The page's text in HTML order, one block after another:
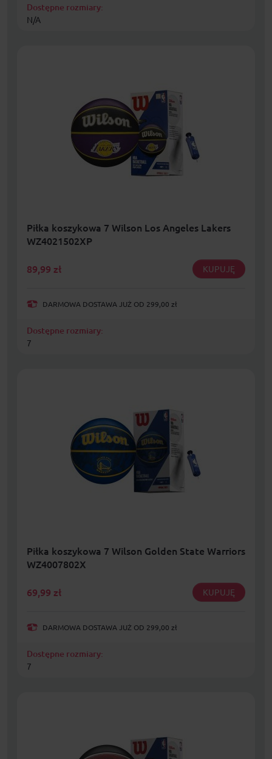
Dostępne rozmiary:
N/A
Piłka koszykowa 7 Wilson Los Angeles Lakers
WZ4021502XP
89,99 zł KUPUJĘ
DARMOWA DOSTAWA JUŻ OD 299,00 zł
Dostępne rozmiary:
7
Piłka koszykowa 7 Wilson Golden State Warriors
WZ4007802X
69,99 zł KUPUJĘ
DARMOWA DOSTAWA JUŻ OD 299,00 zł
Dostępne rozmiary:
7